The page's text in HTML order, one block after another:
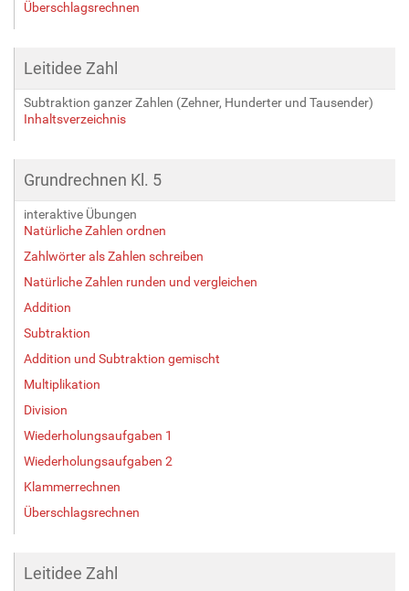
Überschlagsrechnen
Leitidee Zahl
Subtraktion ganzer Zahlen (Zehner, Hunderter und Tausender)
Inhaltsverzeichnis
Grundrechnen Kl. 5
interaktive Übungen
Natürliche Zahlen ordnen
Zahlwörter als Zahlen schreiben
Natürliche Zahlen runden und vergleichen
Addition
Subtraktion
Addition und Subtraktion gemischt
Multiplikation
Division
Wiederholungsaufgaben 1
Wiederholungsaufgaben 2
Klammerrechnen
Überschlagsrechnen
Leitidee Zahl